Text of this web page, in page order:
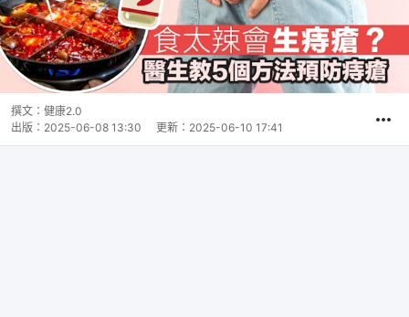
撰文： 健康2.0
出版： 2025-06-08 13:30 更新： 2025-06-10 17:41